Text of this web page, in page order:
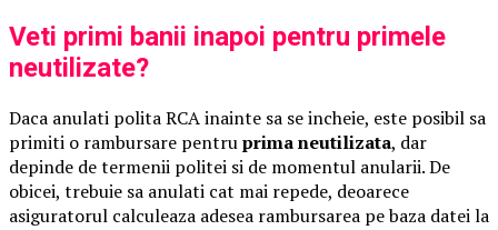
Veti primi banii inapoi pentru primele
neutilizate?
Daca anulati polita RCA inainte sa se incheie, este posibil sa
primiti o rambursare pentruprima neutilizata, dar
depinde de termenii politei si de momentul anularii. De
obicei, trebuie sa anulati cat mai repede, deoarece
asiguratorul calculeaza adesea rambursarea pe baza datei la